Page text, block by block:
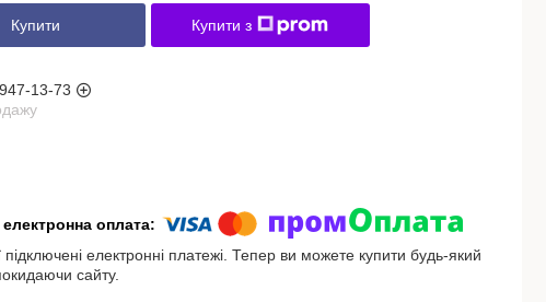
Купити Купити з
13-73
підключені електронні платежі. Тепер ви можете купити будь-який
сайту.